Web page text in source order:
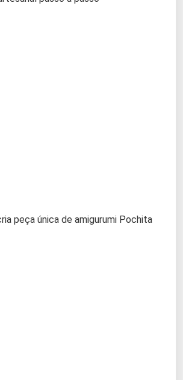
peça única de amigurumi Pochita